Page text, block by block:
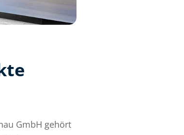
GmbH gehört